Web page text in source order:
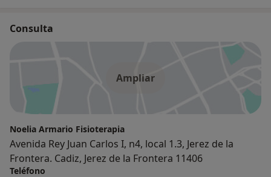
Consulta
Ampliar
Noelia Armario Fisioterapia
Avenida Rey Juan Carlos I, n4, local 1.3, Jerez de la
Frontera. Cadiz, Jerez de la Frontera 11406
Teléfono